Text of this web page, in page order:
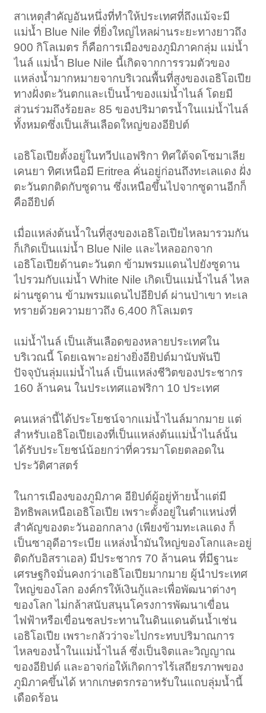
สาเหตุสำคัญอันหนึ่งที่ทำให้ประเทศที่ถึงแม้จะมี
แม่น้ำ Blue Nile ที่ยิ่งใหญ่ไหลผ่านระยะทางยาวถึง
900 กิโลเมตร ก็คือการเมืองของภูมิภาคกลุ่ม แม่น้ำ
ไนล์ แม่น้ำ Blue Nile นี้เกิดจากการรวมตัวของ
แหล่งน้ำมากหมายจากบริเวณพื้นที่สูงของเอธิโอเปีย
ทางฝั่งตะวันตกและเป็นน้ำของแม่น้ำไนล์ โดยมี
ส่วนร่วมถึงร้อยละ 85 ของปริมาตรน้ำในแม่น้ำไนล์
ทั้งหมดซึ่งเป็นเส้นเลือดใหญ่ของอียิปต์
เอธิโอเปียตั้งอยู่ในทวีปแอฟริกา ทิศใต้จดโซมาเลีย
เคนยา ทิศเหนือมี Eritrea คั่นอยู่ก่อนถึงทะเลแดง ฝั่ง
ตะวันตกติดกับซูดาน ซึ่งเหนือขึ้นไปจากซูดานอีกก็
คืออียิปต์
เมื่อแหล่งต้นน้ำในที่สูงของเอธิโอเปียไหลมารวมกัน
ก็เกิดเป็นแม่น้ำ Blue Nile และไหลออกจาก
เอธิโอเปียด้านตะวันตก ข้ามพรมแดนไปยังซูดาน
ไปรวมกับแม่น้ำ White Nile เกิดเป็นแม่น้ำไนล์ ไหล
ผ่านซูดาน ข้ามพรมแดนไปอียิปต์ ผ่านป่าเขา ทะเล
ทรายด้วยความยาวถึง 6,400 กิโลเมตร
แม่น้ำไนล์ เป็นเส้นเลือดของหลายประเทศใน
บริเวณนี้ โดยเฉพาะอย่างยิ่งอียิปต์มานับพันปี
ปัจจุบันลุ่มแม่น้ำไนล์ เป็นแหล่งชีวิตของประชากร
160 ล้านคน ในประเทศแอฟริกา 10 ประเทศ
คนเหล่านี้ได้ประโยชน์จากแม่น้ำไนล์มากมาย แต่
สำหรับเอธิโอเปียเองที่เป็นแหล่งต้นแม่น้ำไนล์นั้น
ได้รับประโยชน์น้อยกว่าที่ควรมาโดยตลอดใน
ประวัติศาสตร์
ในการเมืองของภูมิภาค อียิปต์ผู้อยู่ท้ายน้ำแต่มี
อิทธิพลเหนือเอธิโอเปีย เพราะตั้งอยู่ในตำแหน่งที่
สำคัญของตะวันออกกลาง (เพียงข้ามทะเลแดง ก็
เป็นซาอุดีอาระเบีย แหล่งน้ำมันใหญ่ของโลกและอยู่
ติดกับอิสราเอล) มีประชากร 70 ล้านคน ที่มีฐานะ
เศรษฐกิจมั่นคงกว่าเอธิโอเปียมากมาย ผู้นำประเทศ
ใหญ่ของโลก องค์กรให้เงินกู้และเพื่อพัฒนาต่างๆ
ของโลก ไม่กล้าสนับสนุนโครงการพัฒนาเขื่อน
ไฟฟ้าหรือเขื่อนชลประทานในดินแดนต้นน้ำเช่น
เอธิโอเปีย เพราะกลัวว่าจะไปกระทบปริมาณการ
ไหลของน้ำในแม่น้ำไนล์ ซึ่งเป็นจิตและวิญญาณ
ของอียิปต์ และอาจก่อให้เกิดการไร้เสถียรภาพของ
ภูมิภาคขึ้นได้ หากเกษตรกรอาหรับในแถบลุ่มน้ำนี้
เดือดร้อน